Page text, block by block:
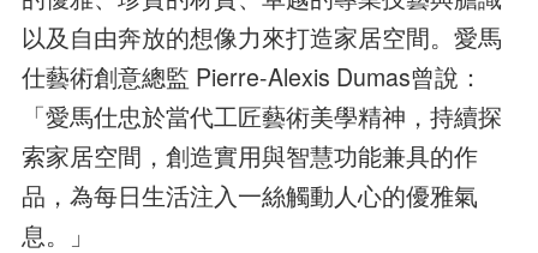
以及自由奔放的想像力來打造家居空間。愛馬
仕藝術創意總監 Pierre-Alexis Dumas曾說：
「愛馬仕忠於當代工匠藝術美學精神，持續探
索家居空間，創造實用與智慧功能兼具的作
品，為每日生活注入一絲觸動人心的優雅氣
息。」